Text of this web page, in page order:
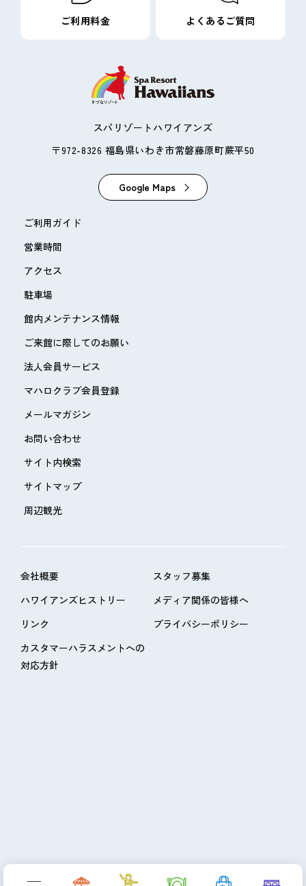
ご利用料金 よくあるご質問
スパリゾートハワイアンズ
〒972-8326 福島県いわき市常磐藤原町蕨平50
Google Maps
ご利用ガイド
営業時間
アクセス
駐車場
館内メンテナンス情報
ご来館に際してのお願い
法人会員サービス
マハロクラブ会員登録
メールマガジン
お問い合わせ
サイト内検索
サイトマップ
周辺観光
会社概要
スタッフ募集
ハワイアンズヒストリー
メディア関係の皆様へ
リンク
プライバシーポリシー
カスタマーハラスメントへの
対応方針